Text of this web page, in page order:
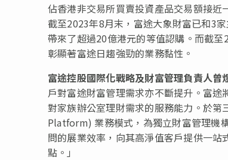
佔香港非交易所買賣投資產品交易額接
截至2023年8月末，富途大象財富已和3
帶來了超過20億港元的等值認購。而截
彰顯著富途日趨強勁的業務黏性。
富途控股國際化戰略及財富管理負責人曾
戶對富途財富管理需求亦不斷提升。富
對家族辦公室理財需求的服務能力。於
Platform) 業務模式，為獨立財富管理機
問的展業效率，向其高淨值客戶提供一
點。」